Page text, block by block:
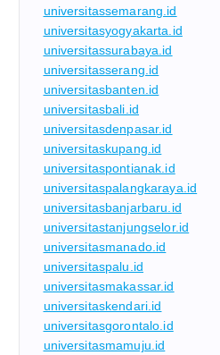
universitassemarang.id
universitasyogyakarta.id
universitassurabaya.id
universitasserang.id
universitasbanten.id
universitasbali.id
universitasdenpasar.id
universitaskupang.id
universitaspontianak.id
universitaspalangkaraya.id
universitasbanjarbaru.id
universitastanjungselor.id
universitasmanado.id
universitaspalu.id
universitasmakassar.id
universitaskendari.id
universitasgorontalo.id
universitasmamuju.id